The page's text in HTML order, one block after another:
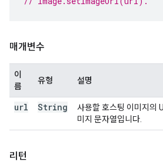
매개변수
이
름
유형 설명
url String
사용할 호스팅 이미지의
미지 문자열입니다.
리턴